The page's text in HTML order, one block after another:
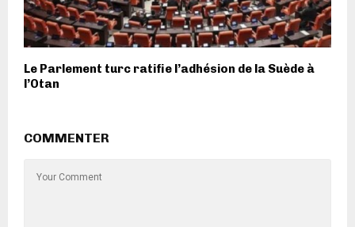
Le Parlement turc ratifie l’adhésion de la Suède à
l’Otan
COMMENTER